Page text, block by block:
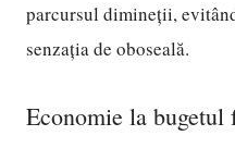
parcursul dimineții,
senzația de oboseală.
Economie la